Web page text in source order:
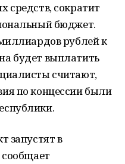
средств, сократит
бюджет.
рублей к
будет выплатить
считают,
по концессии были
запустят в
сообщает